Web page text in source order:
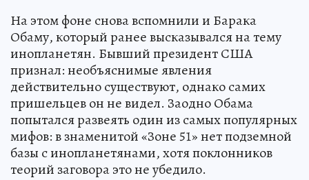
На этом фоне снова вспомнили и Барака
Обаму, который ранее высказывался на тему
инопланетян. Бывший президент США
признал: необъяснимые явления
действительно существуют, однако самих
пришельцев он не видел. Заодно Обама
попытался развеять один из самых популярных
мифов: в знаменитой «Зоне 51» нет подземной
базы с инопланетянами, хотя поклонников
теорий заговора это не убедило.